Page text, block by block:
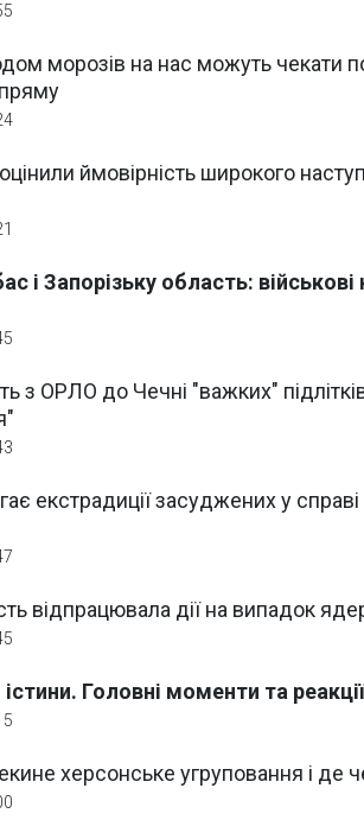
морозів на нас можуть чекати
ймовірність широкого
і Запорізьку область: військові
з ОРЛО до Чечні "важких"
екстрадиції засуджених у
відпрацювала дії на випадок
Головні моменти та
херсонське угруповання і де